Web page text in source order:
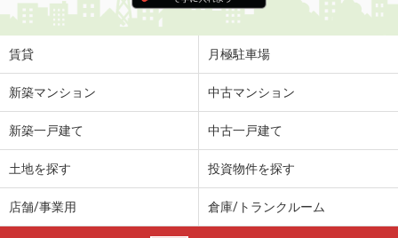
賃貸 月極駐車場
新築マンション 中古マンション
新築一戸建て 中古一戸建て
土地を探す 投資物件を探す
店舗/事業用 倉庫/トランクルーム